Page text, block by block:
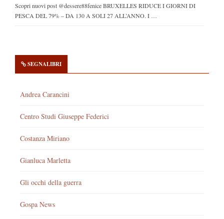
Scopri nuovi post @dessere88fenice BRUXELLES RIDUCE I GIORNI DI
PESCA DEL 79% – DA 130 A SOLI 27 ALL’ANNO. I …
SEGNALIBRI
Andrea Carancini
Centro Studi Giuseppe Federici
Costanza Miriano
Gianluca Marletta
Gli occhi della guerra
Gospa News